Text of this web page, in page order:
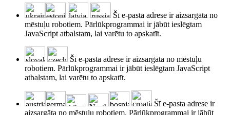
Šī e-pasta adrese ir aizsargāta no
mēstuļu robotiem. Pārlūkprogrammai ir jābūt ieslēgtam
JavaScript atbalstam, lai varētu to apskatīt.
Šī e-pasta adrese ir aizsargāta no mēstuļu
robotiem. Pārlūkprogrammai ir jābūt ieslēgtam JavaScript
atbalstam, lai varētu to apskatīt.
Šī e-pasta adrese ir
aizsargāta no mēstuļu robotiem. Pārlūkprogrammai ir jābūt